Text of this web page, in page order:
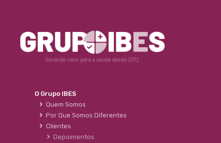
O Grupo IBES
Quem Somos
Por Que Somos Diferentes
Clientes
Depoimentos